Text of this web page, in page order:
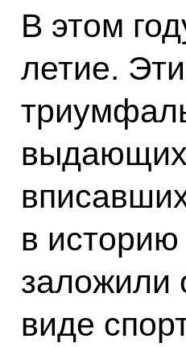
В этом
летие.
в
заложили
виде